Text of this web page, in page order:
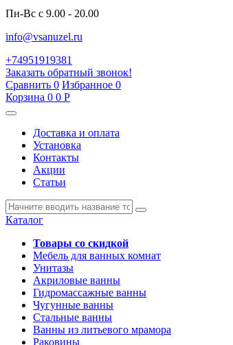
Пн-Вс с 9.00 - 20.00
info@vsanuzel.ru
+74951919381
Заказать обратный звонок!
Сравнить 0 Избранное 0
Корзина 0 0 Р
Доставка и оплата
Установка
Контакты
Акции
Статьи
Каталог
Товары со скидкой
Мебель для ванных комнат
Унитазы
Акриловые ванны
Гидромассажные ванны
Чугунные ванны
Стальные ванны
Ванны из литьевого мрамора
Раковины